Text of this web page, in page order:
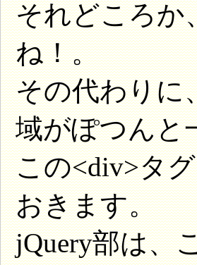
それどころか
ね！。
その代わりに
域がぽつんと
この<div>タ
おきます。
jQuery部は、